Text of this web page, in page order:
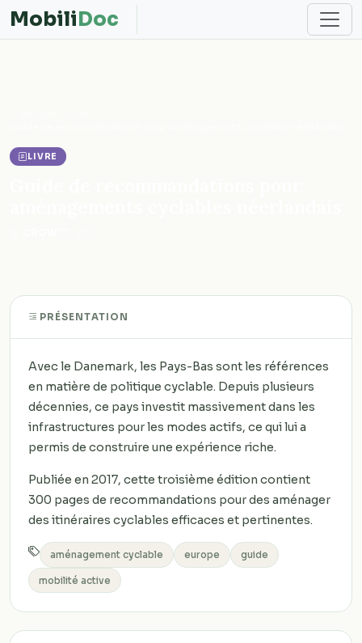
MobiliDoc
LIVRE
PRÉSENTATION
Avec le Danemark, les Pays-Bas sont les références
en matière de politique cyclable. Depuis plusieurs
décennies, ce pays investit massivement dans les
infrastructures pour les modes actifs, ce qui lui a
permis de construire une expérience riche.
Publiée en 2017, cette troisième édition contient
300 pages de recommandations pour des aménager
des itinéraires cyclables efficaces et pertinentes.
aménagement cyclable europe guide
mobilité active